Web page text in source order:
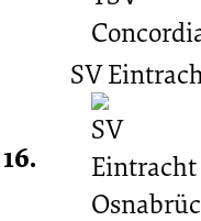
16.
SV